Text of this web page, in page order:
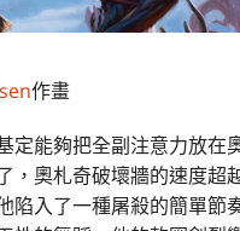
作畫
定能夠把全副注意力放在
，奧札奇破壞牆的速度超
陷入了一種屠殺的簡單節